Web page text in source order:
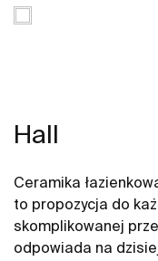
Hall
Ceramika
to propozycja do
skomplikowanej
odpowiada na